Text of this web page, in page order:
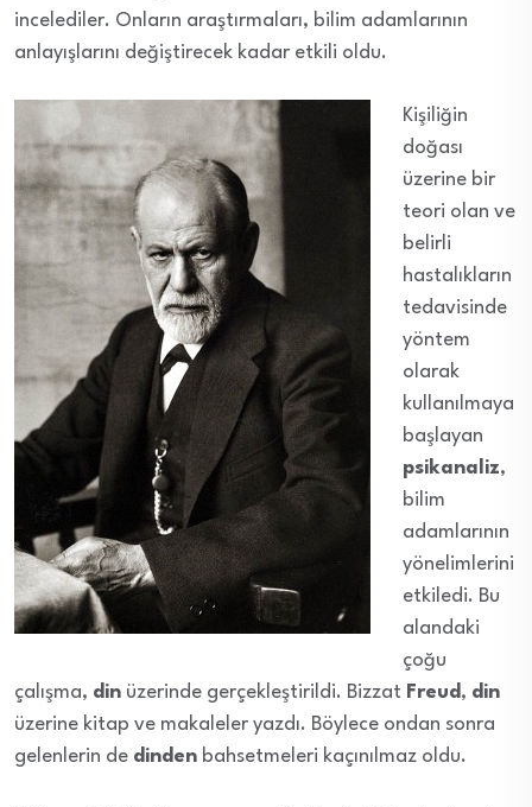
incelediler. Onların araştırmaları, bilim adamlarının
anlayışlarını değiştirecek kadar etkili oldu.
Kişiliğin
doğası
üzerine bir
teori olan ve
belirli
hastalıkların
tedavisinde
yöntem
olarak
kullanılmaya
başlayan
psikanaliz,
bilim
adamlarının
yönelimlerini
etkiledi. Bu
alandaki
çoğu
çalışma, din üzerinde gerçekleştirildi. Bizzat Freud , din
üzerine kitap ve makaleler yazdı. Böylece ondan sonra
gelenlerin de dinden bahsetmeleri kaçınılmaz oldu.